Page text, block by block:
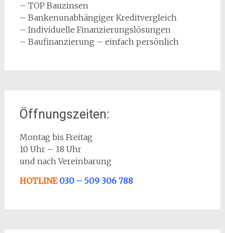
– TOP Bauzinsen
– Bankenunabhängiger Kreditvergleich
– Individuelle Finanzierungslösungen
– Baufinanzierung – einfach persönlich
Öffnungszeiten:
Montag bis Freitag
10 Uhr – 18 Uhr
und nach Vereinbarung
HOTLINE 030 – 509 306 788